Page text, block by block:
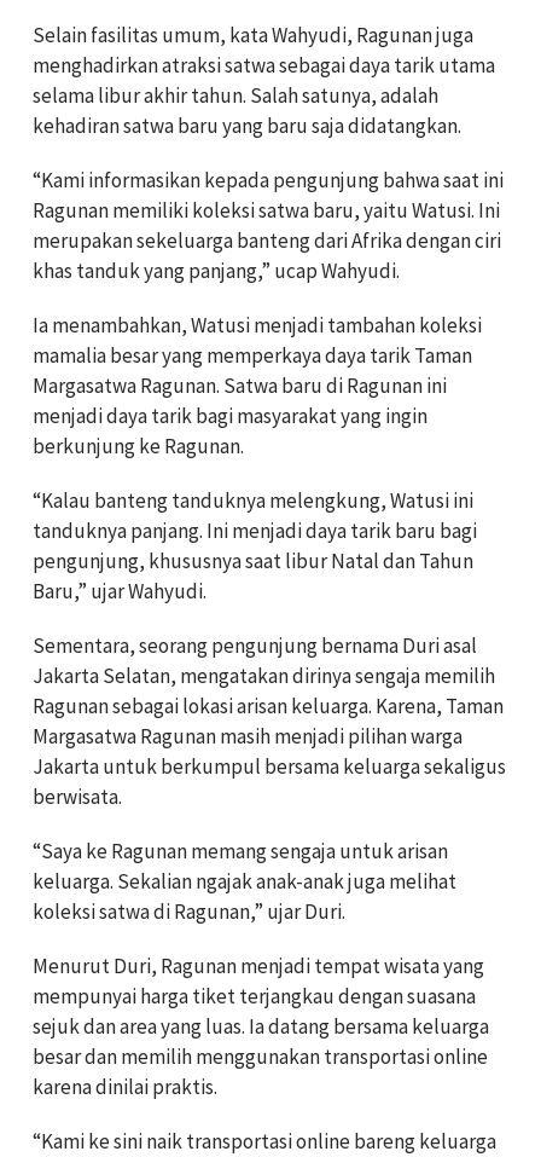
Selain fasilitas umum, kata Wahyudi, Ragunan juga
menghadirkan atraksi satwa sebagai daya tarik utama
selama libur akhir tahun. Salah satunya, adalah
kehadiran satwa baru yang baru saja didatangkan.
“Kami informasikan kepada pengunjung bahwa saat ini
Ragunan memiliki koleksi satwa baru, yaitu Watusi. Ini
merupakan sekeluarga banteng dari Afrika dengan ciri
khas tanduk yang panjang,” ucap Wahyudi.
Ia menambahkan, Watusi menjadi tambahan koleksi
mamalia besar yang memperkaya daya tarik Taman
Margasatwa Ragunan. Satwa baru di Ragunan ini
menjadi daya tarik bagi masyarakat yang ingin
berkunjung ke Ragunan.
“Kalau banteng tanduknya melengkung, Watusi ini
tanduknya panjang. Ini menjadi daya tarik baru bagi
pengunjung, khususnya saat libur Natal dan Tahun
Baru,” ujar Wahyudi.
Sementara, seorang pengunjung bernama Duri asal
Jakarta Selatan, mengatakan dirinya sengaja memilih
Ragunan sebagai lokasi arisan keluarga. Karena, Taman
Margasatwa Ragunan masih menjadi pilihan warga
Jakarta untuk berkumpul bersama keluarga sekaligus
berwisata.
“Saya ke Ragunan memang sengaja untuk arisan
keluarga. Sekalian ngajak anak-anak juga melihat
koleksi satwa di Ragunan,” ujar Duri.
Menurut Duri, Ragunan menjadi tempat wisata yang
mempunyai harga tiket terjangkau dengan suasana
sejuk dan area yang luas. Ia datang bersama keluarga
besar dan memilih menggunakan transportasi online
karena dinilai praktis.
“Kami ke sini naik transportasi online bareng keluarga